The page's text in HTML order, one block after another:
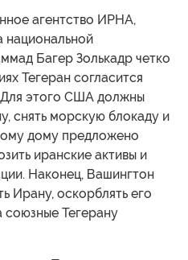
агентство ИРНА,
национальной
Багер Золькадр четко
Тегеран согласится
Для этого США должны
снять морскую блокаду и
дому предложено
иранские активы и
Наконец, Вашингтон
Ирану, оскорблять его
союзные Тегерану